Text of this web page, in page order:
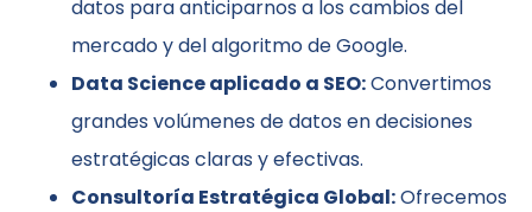
datos para anticiparnos a los cambios del
mercado y del algoritmo de Google.
Data Science aplicado a SEO:Convertimos
grandes volúmenes de datos en decisiones
estratégicas claras y efectivas.
Consultoría Estratégica Global:Ofrecemos